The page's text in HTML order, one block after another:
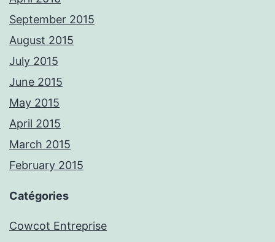
September 2015
August 2015
July 2015
June 2015
May 2015
April 2015
March 2015
February 2015
Catégories
Cowcot Entreprise